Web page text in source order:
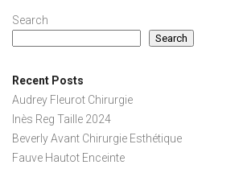
Search
Search
Recent Posts
Audrey Fleurot Chirurgie
Inès Reg Taille 2024
Beverly Avant Chirurgie Esthétique
Fauve Hautot Enceinte